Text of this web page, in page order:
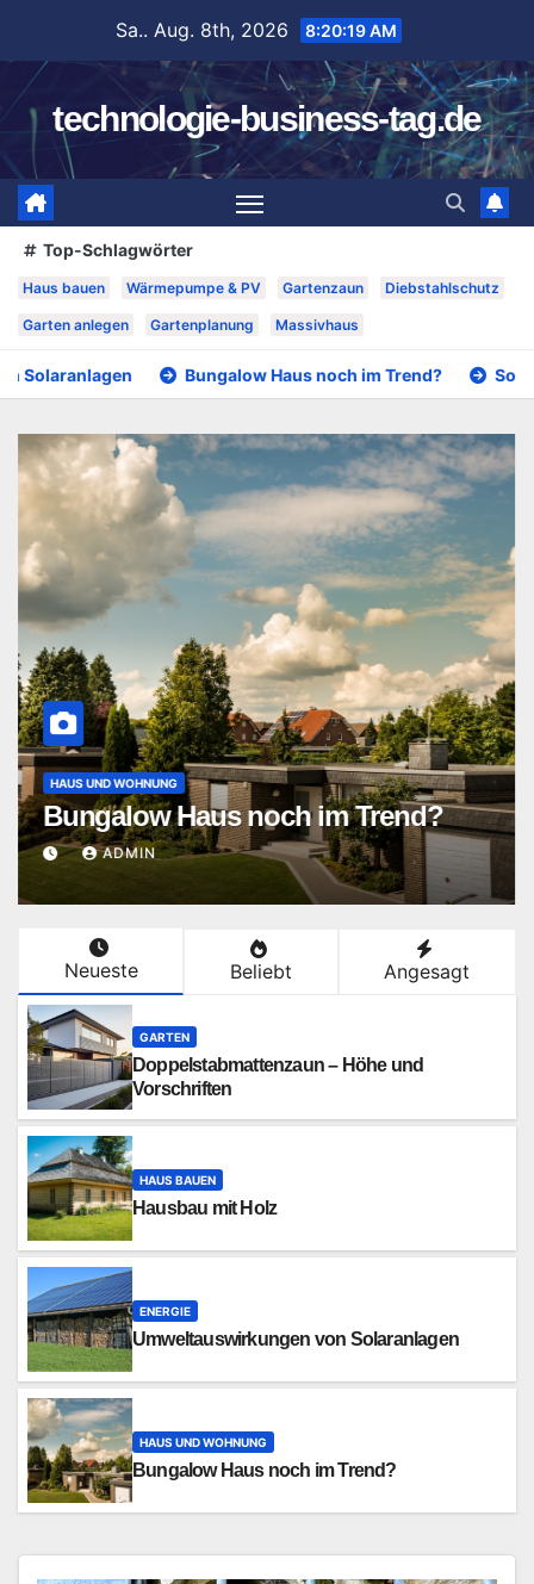
springen
Sa.. Aug. 8th, 2026 8:20:20 AM
technologie-business-tag.de
Top-Schlagwörter
Haus bauen Wärmepumpe & PV Gartenzaun Diebstahlschutz
Garten anlegen Gartenplanung Massivhaus
Bungalow Haus noch im Trend? Solarenergie und
HAUS UND WOHNUNG
Bungalow Haus noch im Trend?
ADMIN
Neueste Beliebt Angesagt
GARTEN
Doppelstabmattenzaun – Höhe und
Vorschriften
HAUS BAUEN
Hausbau mit Holz
ENERGIE
Umweltauswirkungen von Solaranlagen
HAUS UND WOHNUNG
Bungalow Haus noch im Trend?